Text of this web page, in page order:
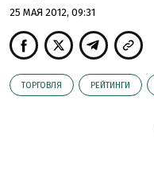
25 МАЯ 2012, 09:31
ТОРГОВЛЯ РЕЙТИНГИ